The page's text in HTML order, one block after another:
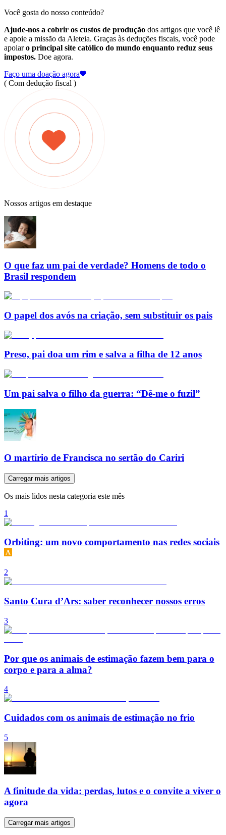
Você gosta do nosso conteúdo?
Ajude-nos a cobrir os custos de produção dos artigos que você lê
e apoie a missão da Aleteia. Graças às deduções fiscais, você pode
apoiaro principal site católico do mundo enquanto reduz seus
impostos. Doe agora.
Faço uma doação agora
( Com dedução fiscal )
Nossos artigos em destaque
O que faz um pai de verdade? Homens de todo o
Brasil respondem
O papel dos avós na criação, sem substituir os pais
Preso, pai doa um rim e salva a filha de 12 anos
Um pai salva o filho da guerra: “Dê-me o fuzil”
O martírio de Francisca no sertão do Cariri
Carregar mais artigos
Os mais lidos nesta categoria este mês
1
Orbiting: um novo comportamento nas redes sociais
2
Santo Cura d’Ars: saber reconhecer nossos erros
3
Por que os animais de estimação fazem bem para o
corpo e para a alma?
4
Cuidados com os animais de estimação no frio
5
A finitude da vida: perdas, lutos e o convite a viver o
agora
Carregar mais artigos